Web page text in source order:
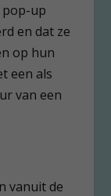
up
en dat ze
op hun
een als
van een
vanuit de